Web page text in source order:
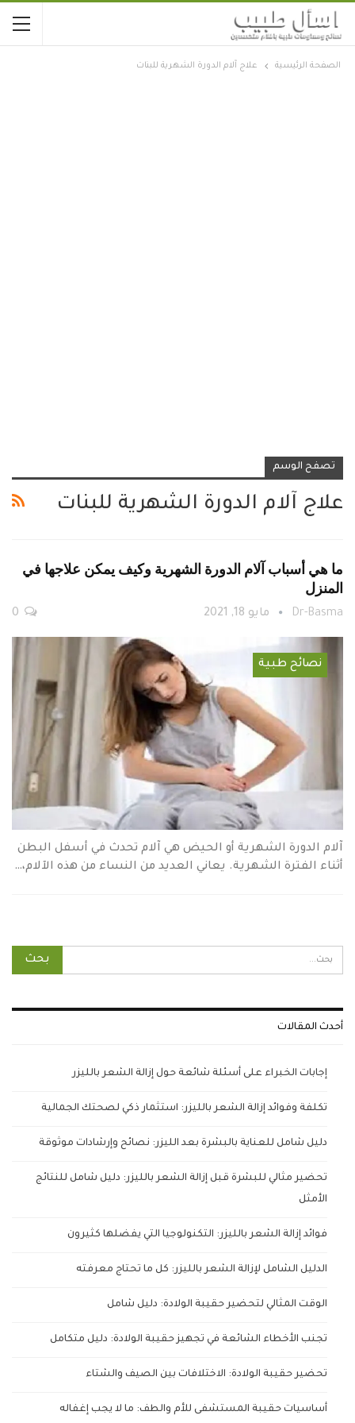
الصفحة الرئيسية علاج آلام الدورة الشهرية للبنات
تصفح الوسم
علاج آلام الدورة الشهرية للبنات
ما هي أسباب آلام الدورة الشهرية وكيف يمكن علاجها في
المنزل
Dr-Basma مايو 18, 2021
نصائح طبية
آلام الدورة الشهرية أو الحيض هي آلام تحدث في أسفل البطن
أثناء الفترة الشهرية. يعاني العديد من النساء من هذه الآلام،…
أحدث المقالات
إجابات الخبراء على أسئلة شائعة حول إزالة الشعر بالليزر
تكلفة وفوائد إزالة الشعر بالليزر: استثمار ذكي لصحتك الجمالية
دليل شامل للعناية بالبشرة بعد الليزر: نصائح وإرشادات موثوقة
تحضير مثالي للبشرة قبل إزالة الشعر بالليزر: دليل شامل للنتائج
الأمثل
فوائد إزالة الشعر بالليزر: التكنولوجيا التي يفضلها كثيرون
الدليل الشامل لإزالة الشعر بالليزر: كل ما تحتاج معرفته
الوقت المثالي لتحضير حقيبة الولادة: دليل شامل
تجنب الأخطاء الشائعة في تجهيز حقيبة الولادة: دليل متكامل
تحضير حقيبة الولادة: الاختلافات بين الصيف والشتاء
أساسيات حقيبة المستشفى للأم والطف: ما لا يجب إغفاله